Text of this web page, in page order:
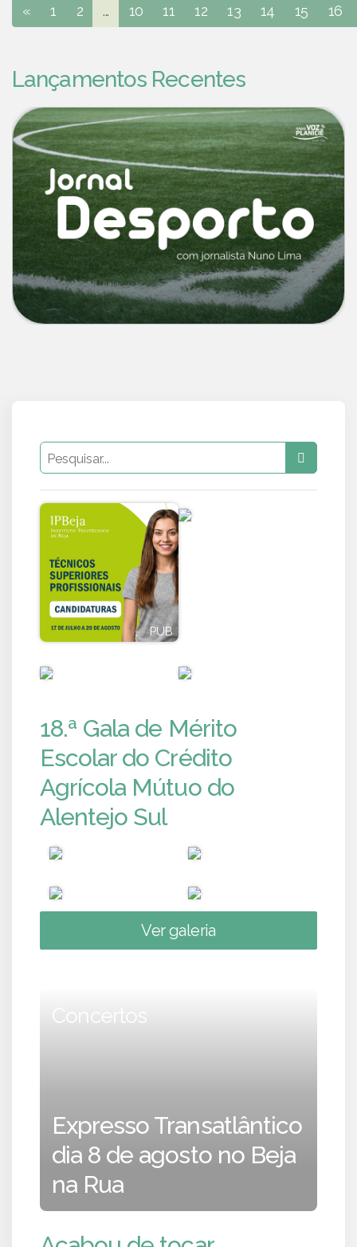
« 1 2 ... 10 11 12 13 14 15 16
Lançamentos Recentes
PUB
18.ª Gala de Mérito
Escolar do Crédito
Agrícola Mútuo do
Alentejo Sul
Ver galeria
Concertos
Expresso Transatlântico
dia 8 de agosto no Beja
na Rua